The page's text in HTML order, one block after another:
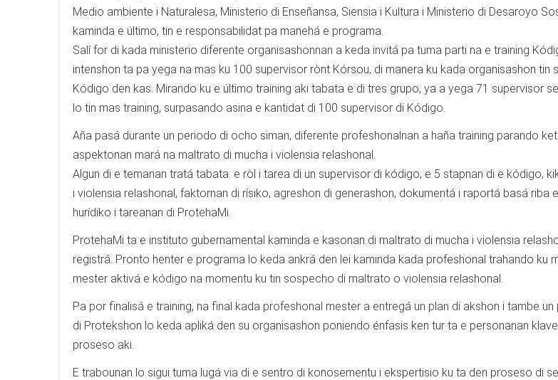
Medio ambiente i Naturalesa, Ministerio di Enseñansa, Siensia i Kultura i Ministerio di Desaroyo
kaminda e último, tin e responsabilidat pa manehá e programa.
Salí for di kada ministerio diferente organisashonnan a keda invitá pa tuma parti na e training
intenshon ta pa yega na mas ku 100 supervisor rònt Kórsou, di manera ku kada organisashon tin
Kódigo den kas. Mirando ku e último training aki tabata e di tres grupo, ya a yega 71 supervisor
lo tin mas training, surpasando asina e kantidat di 100 supervisor di Kódigo.
Aña pasá durante un periodo di ocho siman, diferente profeshonalnan a haña training parando
aspektonan mará na maltrato di mucha i violensia relashonal.
Algun di e temanan tratá tabata: e ròl i tarea di un supervisor di kódigo, e 5 stapnan di e kódigo,
i violensia relashonal, faktornan di rísiko, agreshon di generashon, dokumentá i raportá basá riba
hurídiko i tareanan di ProtehaMi.
ProtehaMi ta e instituto gubernamental kaminda e kasonan di maltrato di mucha i violensia
registrá. Pronto henter e programa lo keda ankrá den lei kaminda kada profeshonal trahando ku
mester aktivá e kódigo na momentu ku tin sospecho di maltrato o violensia relashonal.
Pa por finalisá e training, na final kada profeshonal mester a entregá un plan di akshon i tambe
di Protekshon lo keda apliká den su organisashon poniendo énfasis ken tur ta e personanan
proseso aki.
E trabounan lo sigui tuma lugá via di e sentro di konosementu i ekspertisio ku ta den proseso di